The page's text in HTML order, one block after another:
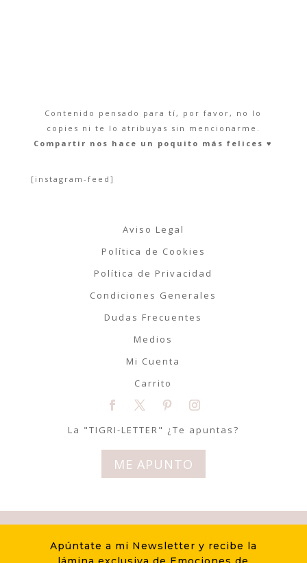
Apúntate a mi Newsletter y recibe la
Contenido pensado para tí, por favor, no lo
copies ni te lo atribuyas sin mencionarme.
Compartir nos hace un poquito más felices ♥︎
[instagram-feed]
Aviso Legal
Política de Cookies
Política de Privacidad
Condiciones Generales
Dudas Frecuentes
Medios
Mi Cuenta
Carrito
La "TIGRI-LETTER" ¿Te apuntas?
ME APUNTO
© Tigriteando 2020 | Todos los
derechos reservados | Diseño